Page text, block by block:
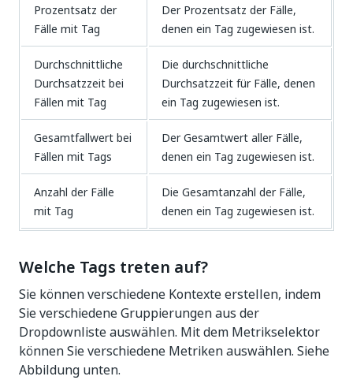
Prozentsatz der
Fälle mit Tag
Der Prozentsatz der Fälle,
denen ein Tag zugewiesen ist.
Durchschnittliche
Durchsatzzeit bei
Fällen mit Tag
Die durchschnittliche
Durchsatzzeit für Fälle, denen
ein Tag zugewiesen ist.
Gesamtfallwert bei
Fällen mit Tags
Der Gesamtwert aller Fälle,
denen ein Tag zugewiesen ist.
Anzahl der Fälle
mit Tag
Die Gesamtanzahl der Fälle,
denen ein Tag zugewiesen ist.
Welche Tags treten auf?
Sie können verschiedene Kontexte erstellen, indem
Sie verschiedene Gruppierungen aus der
Dropdownliste auswählen. Mit dem Metrikselektor
können Sie verschiedene Metriken auswählen. Siehe
Abbildung unten.